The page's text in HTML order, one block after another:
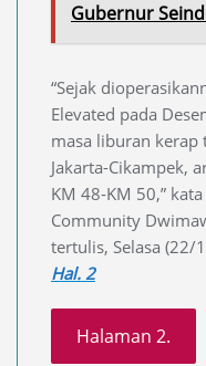
Gubernur
“Sejak
Elevated pada
masa liburan kerap
Jakarta-Cikampek,
KM 48-KM 50,”
Community
tertulis, Selasa
Hal. 2
Halaman 2.